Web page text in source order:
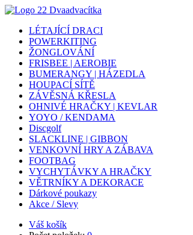
LÉTAJÍCÍ DRACI
POWERKITING
ŽONGLOVÁNÍ
FRISBEE | AEROBIE
BUMERANGY | HÁZEDLA
HOUPACÍ SÍTĚ
ZÁVĚSNÁ KŘESLA
OHNIVÉ HRAČKY | KEVLAR
YOYO / KENDAMA
Discgolf
SLACKLINE | GIBBON
VENKOVNÍ HRY A ZÁBAVA
FOOTBAG
VYCHYTÁVKY A HRAČKY
VĚTRNÍKY A DEKORACE
Dárkové poukazy
Akce / Slevy
Váš košík